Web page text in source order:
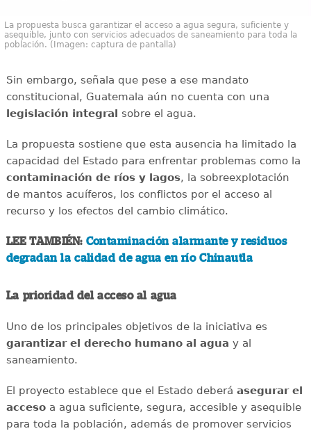
La propuesta busca garantizar el acceso a agua segura, suficiente y
asequible, junto con servicios adecuados de saneamiento para toda la
población. (Imagen: captura de pantalla)
Sin embargo, señala que pese a ese mandato
constitucional, Guatemala aún no cuenta con una
legislación integral sobre el agua.
La propuesta sostiene que esta ausencia ha limitado la
capacidad del Estado para enfrentar problemas como la
contaminación de ríos y lagos, la sobreexplotación
de mantos acuíferos, los conflictos por el acceso al
recurso y los efectos del cambio climático.
LEE TAMBIÉN: Contaminación alarmante y residuos
degradan la calidad de agua en río Chinautla
La prioridad del acceso al agua
Uno de los principales objetivos de la iniciativa es
garantizar el derecho humano al agua y al
saneamiento.
El proyecto establece que el Estado deberá asegurar el
accesoa agua suficiente, segura, accesible y asequible
para toda la población, además de promover servicios